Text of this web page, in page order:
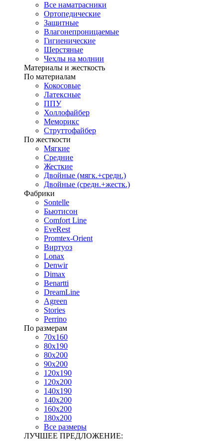
Все наматрасники
Ортопедические
Защитные
Влагонепроницаемые
Гигиенические
Шерстяные
Чехлы на молнии
Материалы и жесткость
По материалам
Кокосовые
Латексные
ППУ
Холлофайбер
Меморикс
Струттофайбер
По жесткости
Мягкие
Средние
Жесткие
Двойные (мягк.+средн.)
Двойные (средн.+жестк.)
Фабрики
Sontelle
Бьютисон
Comfort Line
EveRest
Promtex-Orient
Виртуоз
Lonax
Denwir
Dimax
Benartti
DreamLine
Agreen
Stories
Perrino
По размерам
70х160
80х190
80х200
90х200
120х190
120х200
140х190
140х200
160х200
180х200
Все размеры
ЛУЧШЕЕ ПРЕДЛОЖЕНИЕ: